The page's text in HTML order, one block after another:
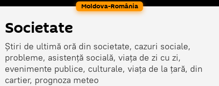
Moldova-România
Societate
Știri de ultimă oră din societate, cazuri sociale,
probleme, asistență socială, viața de zi cu zi,
evenimente publice, culturale, viața de la țară, din
cartier, prognoza meteo